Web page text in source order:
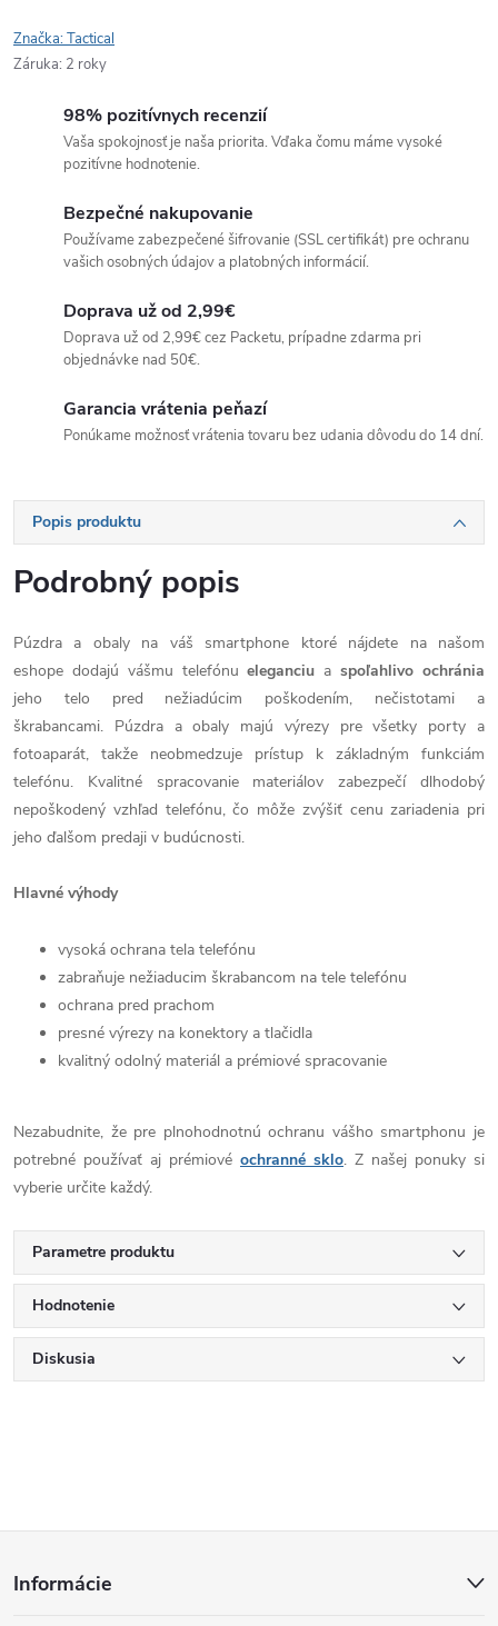
Značka:Tactical
Záruka: 2 roky
98% pozitívnych recenzií
Vaša spokojnosť je naša priorita. Vďaka čomu máme vysoké
pozitívne hodnotenie.
Bezpečné nakupovanie
Používame zabezpečené šifrovanie (SSL certifikát) pre ochranu
vašich osobných údajov a platobných informácií.
Doprava už od 2,99€
Doprava už od 2,99€ cez Packetu, prípadne zdarma pri
objednávke nad 50€.
Garancia vrátenia peňazí
Ponúkame možnosť vrátenia tovaru bez udania dôvodu do 14 dní.
Popis produktu
Podrobný popis
Púzdra a obaly na váš smartphone ktoré nájdete na našom
eshope dodajú vášmu telefónueleganciu aspoľahlivo ochránia
jeho telo pred nežiadúcim poškodením, nečistotami a
škrabancami. Púzdra a obaly majú výrezy pre všetky porty a
fotoaparát, takže neobmedzuje prístup k základným funkciám
telefónu. Kvalitné spracovanie materiálov zabezpečí dlhodobý
nepoškodený vzhľad telefónu, čo môže zvýšiť cenu zariadenia pri
jeho ďalšom predaji v budúcnosti.
Hlavné výhody
vysoká ochrana tela telefónu
zabraňuje nežiaducim škrabancom na tele telefónu
ochrana pred prachom
presné výrezy na konektory a tlačidla
kvalitný odolný materiál a prémiové spracovanie
Nezabudnite, že pre plnohodnotnú ochranu vášho smartphonu je
potrebné používať aj prémiové ochranné sklo. Z našej ponuky si
vyberie určite každý.
Parametre produktu
Hodnotenie
Diskusia
Informácie